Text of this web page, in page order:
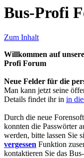
Bus-Profi
Zum Inhalt
Willkommen auf
Profi Forum
Neue Felder für die
Man kann jetzt seine
Details findet ihr in in
Durch die neue
konnten die Passwörter
werden, bitte lassen Sie
vergessen Funktion
kontaktieren Sie das